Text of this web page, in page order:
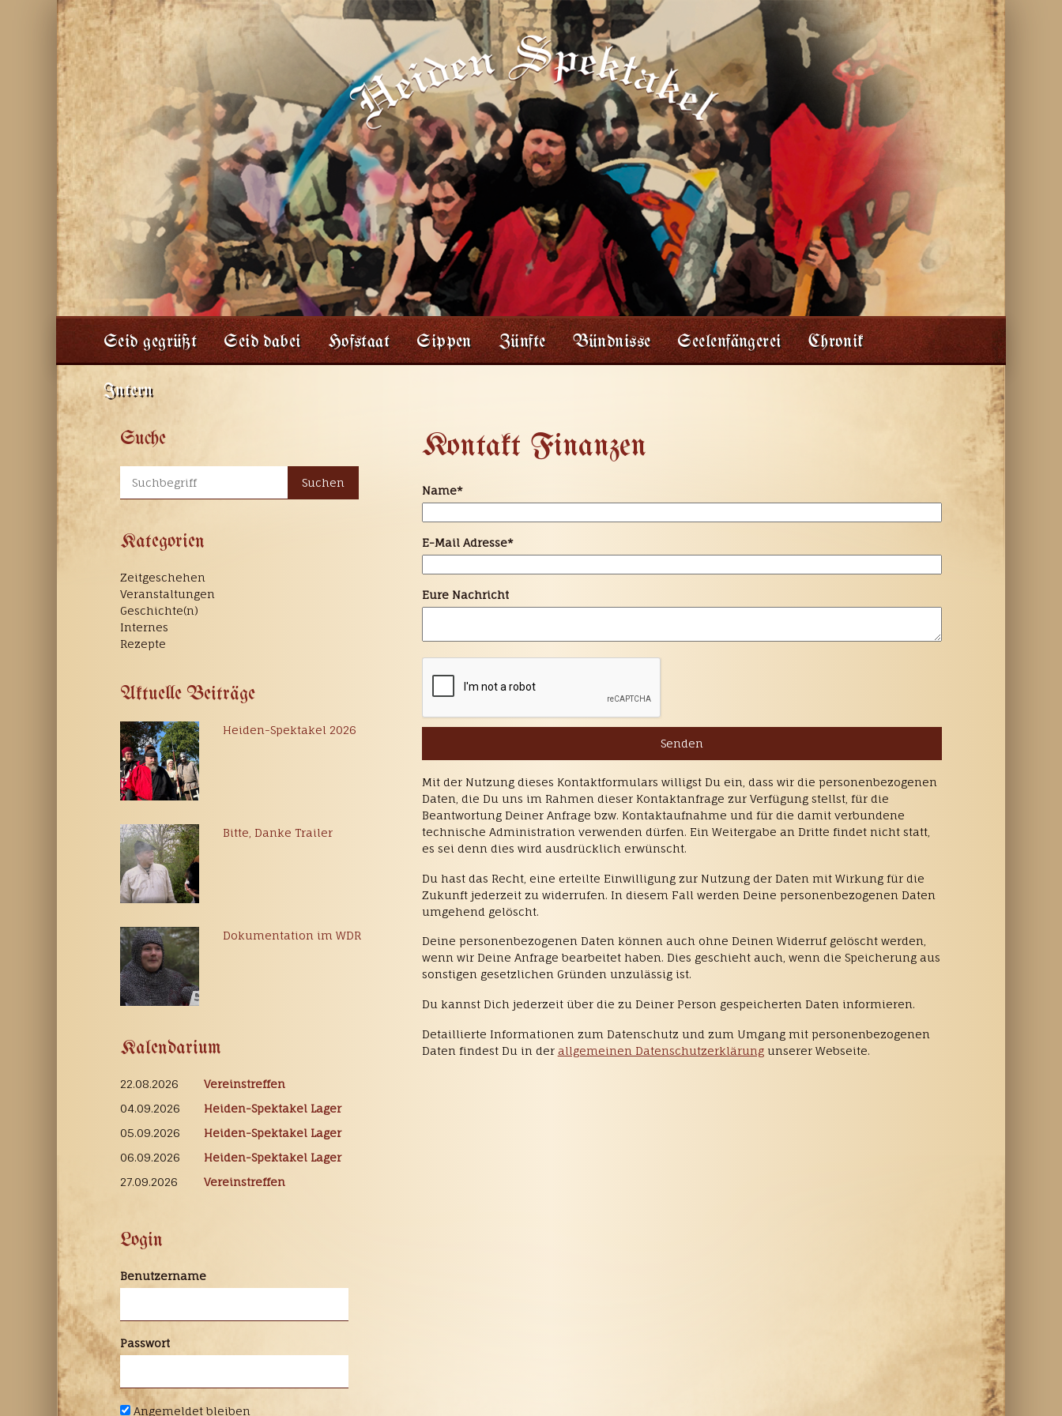
Seid gegrüßt Seid dabei Hofstaat Sippen Zünfte Bündnisse Seelenfängerei Chronik
Intern
Kontakt Finanzen
Name*
E-Mail Adresse*
Eure Nachricht
Mit der Nutzung dieses Kontaktformulars willigst Du ein, dass wir die personenbezogenen
Daten, die Du uns im Rahmen dieser Kontaktanfrage zur Verfügung stellst, für die
Beantwortung Deiner Anfrage bzw. Kontaktaufnahme und für die damit verbundene
technische Administration verwenden dürfen. Ein Weitergabe an Dritte findet nicht statt,
es sei denn dies wird ausdrücklich erwünscht.
Du hast das Recht, eine erteilte Einwilligung zur Nutzung der Daten mit Wirkung für die
Zukunft jederzeit zu widerrufen. In diesem Fall werden Deine personenbezogenen Daten
umgehend gelöscht.
Deine personenbezogenen Daten können auch ohne Deinen Widerruf gelöscht werden,
wenn wir Deine Anfrage bearbeitet haben. Dies geschieht auch, wenn die Speicherung aus
sonstigen gesetzlichen Gründen unzulässig ist.
Du kannst Dich jederzeit über die zu Deiner Person gespeicherten Daten informieren.
Detaillierte Informationen zum Datenschutz und zum Umgang mit personenbezogenen
Daten findest Du in der allgemeinen Datenschutzerklärungunserer Webseite.
Suche
Suchen
Kategorien
Zeitgeschehen
Veranstaltungen
Geschichte(n)
Internes
Rezepte
Aktuelle Beiträge
Heiden-Spektakel 2026
Bitte, Danke Trailer
Dokumentation im WDR
Kalendarium
22.08.2026
Vereinstreffen
04.09.2026
Heiden-Spektakel Lager
05.09.2026
Heiden-Spektakel Lager
06.09.2026
Heiden-Spektakel Lager
27.09.2026
Vereinstreffen
Login
Benutzername
Passwort
Angemeldet bleiben